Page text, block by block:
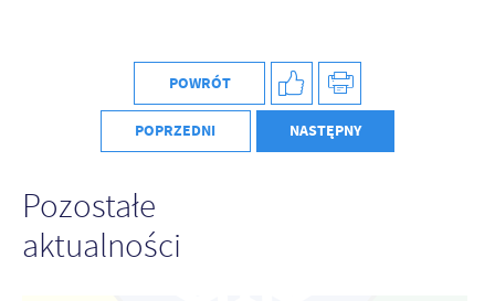
POWRÓT
POPRZEDNI NASTĘPNY
Pozostałe
aktualności